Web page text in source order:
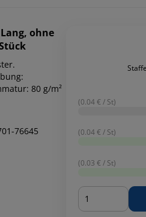
ohne
80 g/m²
76645
(0.04 € / St)
(0.04 € / St)
(0.03 € / St)
Menge